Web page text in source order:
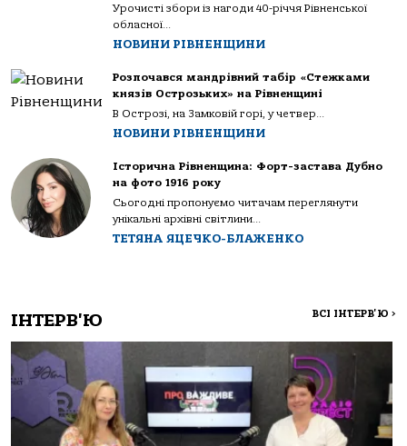
Урочисті збори із нагоди 40-річчя Рівненської
обласної...
НОВИНИ РІВНЕНЩИНИ
Розпочався мандрівний табір «Стежками
князів Острозьких» на Рівненщині
В Острозі, на Замковій горі, у четвер...
НОВИНИ РІВНЕНЩИНИ
Історична Рівненщина: Форт-застава Дубно
на фото 1916 року
Сьогодні пропонуємо читачам переглянути
унікальні архівні світлини...
ТЕТЯНА ЯЦЕЧКО-БЛАЖЕНКО
ІНТЕРВ'Ю ВСІ ІНТЕРВ'Ю >